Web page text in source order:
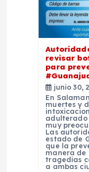
revisar
para
junio 30,
En
muertes y
adulterado
muy
Las
estado de
que la
manera de
tragedias
a ambas